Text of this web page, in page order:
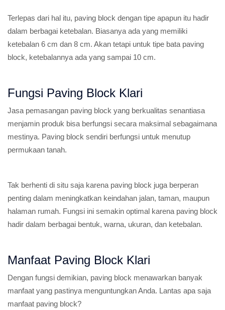
Terlepas dari hal itu, paving block dengan tipe apapun itu hadir
dalam berbagai ketebalan. Biasanya ada yang memiliki
ketebalan 6 cm dan 8 cm. Akan tetapi untuk tipe bata paving
block, ketebalannya ada yang sampai 10 cm.
Fungsi Paving Block Klari
Jasa pemasangan paving block yang berkualitas senantiasa
menjamin produk bisa berfungsi secara maksimal sebagaimana
mestinya. Paving block sendiri berfungsi untuk menutup
permukaan tanah.
Tak berhenti di situ saja karena paving block juga berperan
penting dalam meningkatkan keindahan jalan, taman, maupun
halaman rumah. Fungsi ini semakin optimal karena paving block
hadir dalam berbagai bentuk, warna, ukuran, dan ketebalan.
Manfaat Paving Block Klari
Dengan fungsi demikian, paving block menawarkan banyak
manfaat yang pastinya menguntungkan Anda. Lantas apa saja
manfaat paving block?